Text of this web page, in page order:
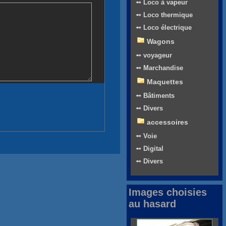
➻ Loco à vapeur
➻ Loco thermique
➻ Loco électrique
Wagons
➻ voyageur
➻ Marchandise
Maquettes
➻ Bâtiments
➻ Divers
accessoires
➻ Voie
➻ Digital
➻ Divers
Images choisies
au hasard